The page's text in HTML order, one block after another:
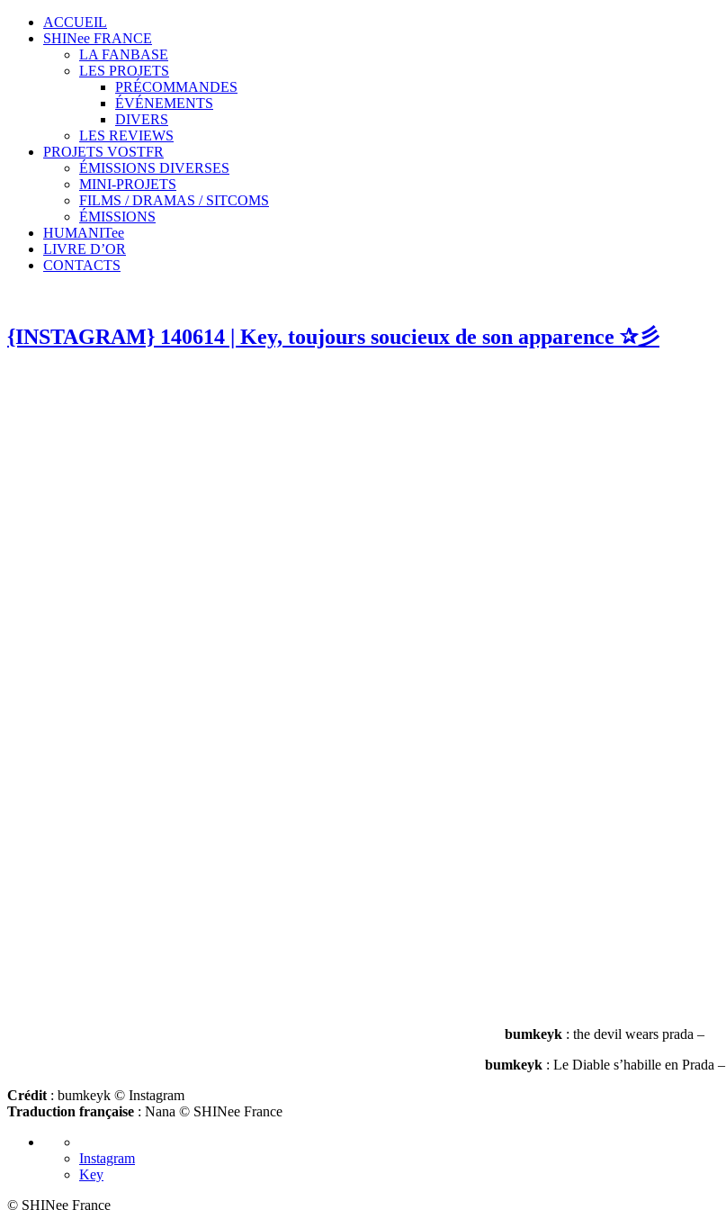
ACCUEIL
SHINee FRANCE
LA FANBASE
LES PROJETS
PRÉCOMMANDES
ÉVÉNEMENTS
DIVERS
LES REVIEWS
PROJETS VOSTFR
ÉMISSIONS DIVERSES
MINI-PROJETS
FILMS / DRAMAS / SITCOMS
ÉMISSIONS
HUMANITee
LIVRE D’OR
CONTACTS
{INSTAGRAM} 140614 | Key, toujours soucieux de son apparence ✰彡
bumkeyk : the devil wears prada –
bumkeyk: Le Diable s’habille en Prada –
Crédit : bumkeyk © Instagram
Traduction française : Nana © SHINee France
Instagram
Key
© SHINee France